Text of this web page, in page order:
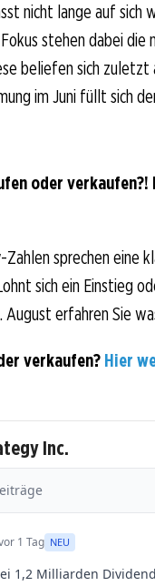
nicht lange auf
stehen dabei
beliefen sich zuletzt
im Juni füllt sich
oder
sprechen eine
sich ein Einstieg
August erfahren Sie
verkaufen? Hier
Inc.